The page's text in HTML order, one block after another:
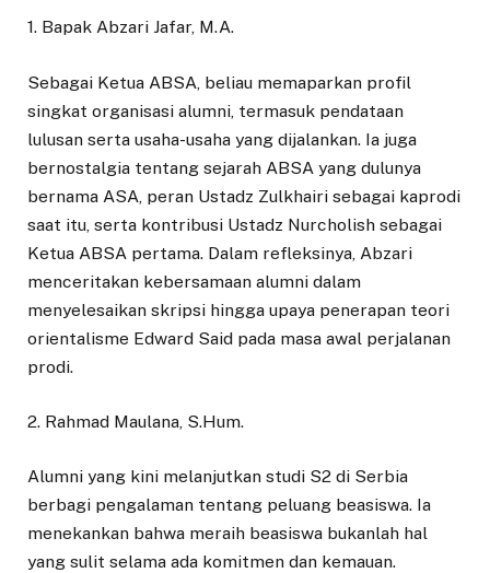
1. Bapak Abzari Jafar, M.A.
Sebagai Ketua ABSA, beliau memaparkan profil
singkat organisasi alumni, termasuk pendataan
lulusan serta usaha-usaha yang dijalankan. Ia juga
bernostalgia tentang sejarah ABSA yang dulunya
bernama ASA, peran Ustadz Zulkhairi sebagai kaprodi
saat itu, serta kontribusi Ustadz Nurcholish sebagai
Ketua ABSA pertama. Dalam refleksinya, Abzari
menceritakan kebersamaan alumni dalam
menyelesaikan skripsi hingga upaya penerapan teori
orientalisme Edward Said pada masa awal perjalanan
prodi.
2. Rahmad Maulana, S.Hum.
Alumni yang kini melanjutkan studi S2 di Serbia
berbagi pengalaman tentang peluang beasiswa. Ia
menekankan bahwa meraih beasiswa bukanlah hal
yang sulit selama ada komitmen dan kemauan.